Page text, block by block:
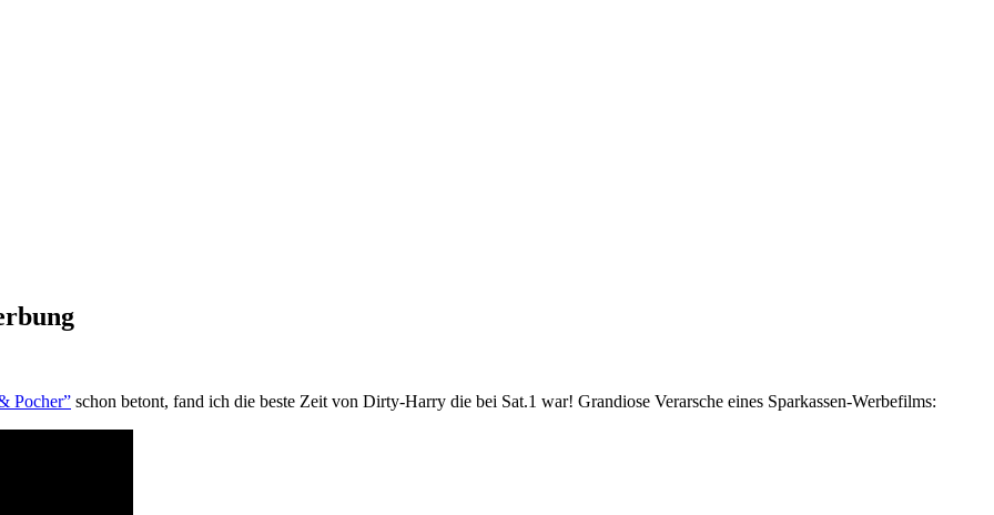
Pocher” schon betont, fand ich die beste Zeit von Dirty-Harry die bei Sat.1 war! Grandiose Verarsche eines Sparkassen-Werbefilms: